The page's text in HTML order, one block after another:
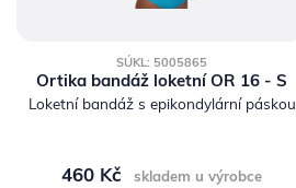
SÚKL: 5005865
Ortika bandáž loketní OR 16 - S
Loketní bandáž s epikondylární páskou
460 Kč skladem u výrobce